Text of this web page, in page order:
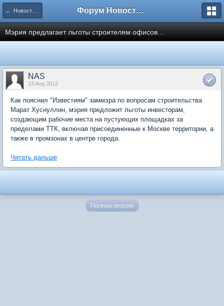
← Новости рынка недвижимости Форум Новостройки
Мэрия предлагает льготы строителям офисов...
NAS
13 Aug 2012
Как пояснил "Известиям" заммэра по вопросам строительства
Марат Хуснуллин, мэрия предложит льготы инвесторам,
создающим рабочие места на пустующих площадках за
пределами ТТК, включая присоединенные к Москве территории, а
также в промзонах в центре города.
Читать дальше
Полная версия